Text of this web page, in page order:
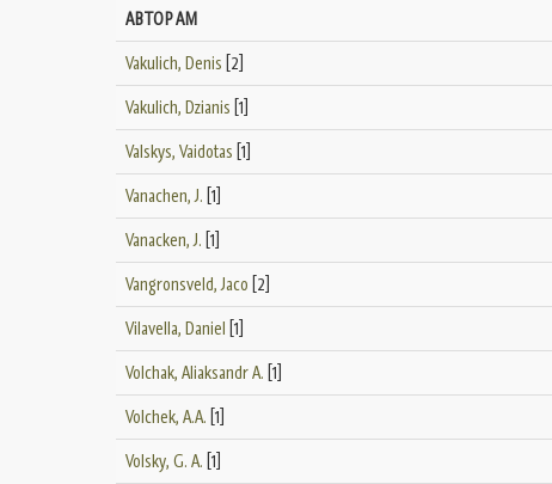
АВТОРАМ
Vakulich, Denis [2]
Vakulich, Dzianis [1]
Valskys, Vaidotas [1]
Vanachen, J. [1]
Vanacken, J. [1]
Vangronsveld, Jaco [2]
Vilavella, Daniel [1]
Volchak, Aliaksandr A. [1]
Volchek, A.A. [1]
Volsky, G. А. [1]